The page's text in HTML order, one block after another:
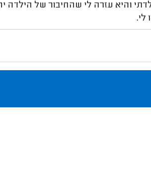
והיא עזרה לי שהחיבור של הילדה
לי.